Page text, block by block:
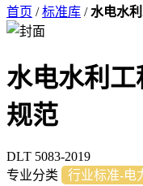
首页 / 标准库 / 水电水
水电水利
规范
DLT 5083-2019
专业分类
行业标准-电